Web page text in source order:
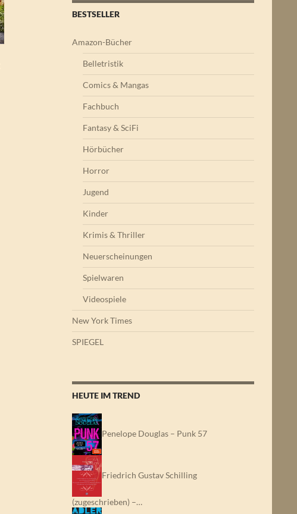
BESTSELLER
Amazon-Bücher
Belletristik
Comics & Mangas
Fachbuch
Fantasy & SciFi
Hörbücher
Horror
Jugend
Kinder
Krimis & Thriller
Neuerscheinungen
Spielwaren
Videospiele
New York Times
SPIEGEL
HEUTE IM TREND
Penelope Douglas – Punk 57
Friedrich Gustav Schilling
(zugeschrieben) –…